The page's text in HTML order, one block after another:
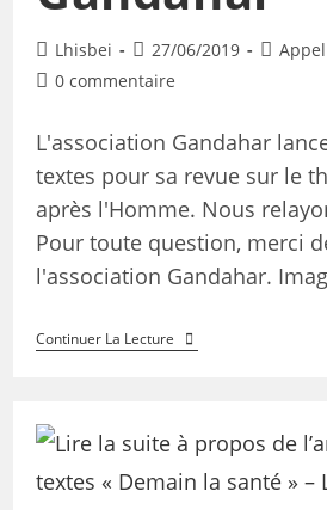
Lhisbei 27/06/2019
0 commentaire
L'association Gandahar
textes pour sa revue sur le
après l'Homme. Nous
Pour toute question, merci
l'association Gandahar.
Continuer La Lecture